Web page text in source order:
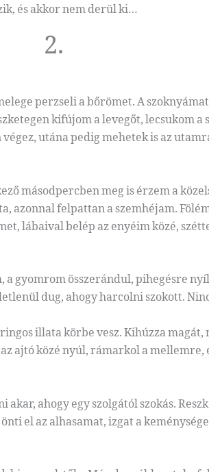
és akkor nem derül ki…
2.
perzseli a bőrömet. A
kifújom a levegőt, lecsukom a
utána pedig mehetek is az
másodpercben meg is érzem a
azonnal felpattan a szemhéjam.
lábaival belép az enyéim közé,
a gyomrom összerándul, pihegésre
dug, ahogy harcolni szokott.
illata körbe vesz. Kihúzza magát,
ajtó közé nyúl, rámarkol a mellemre,
ahogy egy szolgától szokás.
el az alhasamat, izgat a